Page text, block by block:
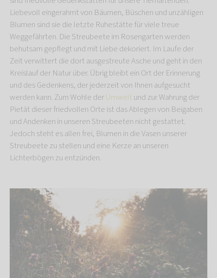
Liebevoll eingerahmt von Bäumen, Büschen und unzähligen
Blumen sind sie die letzte Ruhestätte für viele treue
Weggefährten. Die Streubeete im Rosengarten werden
behutsam gepflegt und mit Liebe dekoriert. Im Laufe der
Zeit verwittert die dort ausgestreute Asche und geht in den
Kreislauf der Natur über. Übrig bleibt ein Ort der Erinnerung
und des Gedenkens, der jederzeit von Ihnen aufgesucht
werden kann. Zum Wohle derUmwelt und zur Wahrung der
Pietät dieser friedvollen Orte ist das Ablegen von Beigaben
und Andenken in unseren Streubeeten nicht gestattet.
Jedoch steht es allen frei, Blumen in die Vasen unserer
Streubeete zu stellen und eine Kerze an unseren
Lichterbögen zu entzünden.